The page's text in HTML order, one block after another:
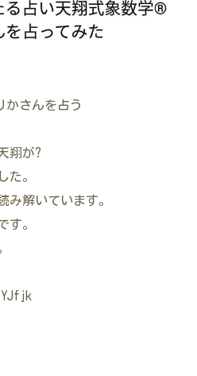
かさんを占う
翔が?
た。
み解いています。
す。